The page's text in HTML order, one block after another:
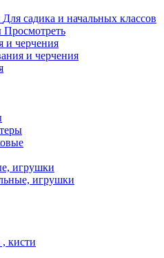
Для садика и начальных классов
Просмотреть
и черчения
и черчения
игрушки
игрушки
кисти